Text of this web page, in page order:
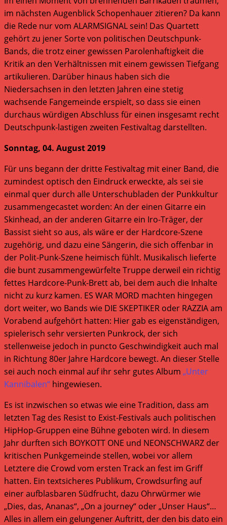
im nächsten Augenblick Schopenhauer zitieren? Da kann
die Rede nur vom ALARMSIGNAL sein! Das Quartett
gehört zu jener Sorte von politischen Deutschpunk-
Bands, die trotz einer gewissen Parolenhaftigkeit die
Kritik an den Verhältnissen mit einem gewissen Tiefgang
artikulieren. Darüber hinaus haben sich die
Niedersachsen in den letzten Jahren eine stetig
wachsende Fangemeinde erspielt, so dass sie einen
durchaus würdigen Abschluss für einen insgesamt recht
Deutschpunk-lastigen zweiten Festivaltag darstellten.
Sonntag, 04. August 2019
Für uns begann der dritte Festivaltag mit einer Band, die
zumindest optisch den Eindruck erweckte, als sei sie
einmal quer durch alle Unterschubladen der Punkkultur
zusammengecastet worden: An der einen Gitarre ein
Skinhead, an der anderen Gitarre ein Iro-Träger, der
Bassist sieht so aus, als wäre er der Hardcore-Szene
zugehörig, und dazu eine Sängerin, die sich offenbar in
der Polit-Punk-Szene heimisch fühlt. Musikalisch lieferte
die bunt zusammengewürfelte Truppe derweil ein richtig
fettes Hardcore-Punk-Brett ab, bei dem auch die Inhalte
nicht zu kurz kamen. ES WAR MORD machten hingegen
dort weiter, wo Bands wie DIE SKEPTIKER oder RAZZIA am
Vorabend aufgehört hatten: Hier gab es eigenständigen,
spielerisch sehr versierten Punkrock, der sich
stellenweise jedoch in puncto Geschwindigkeit auch mal
in Richtung 80er Jahre Hardcore bewegt. An dieser Stelle
sei auch noch einmal auf ihr sehr gutes Album „Unter
Kannibalen“ hingewiesen.
Es ist inzwischen so etwas wie eine Tradition, dass am
letzten Tag des Resist to Exist-Festivals auch politischen
HipHop-Gruppen eine Bühne geboten wird. In diesem
Jahr durften sich BOYKOTT ONE und NEONSCHWARZ der
kritischen Punkgemeinde stellen, wobei vor allem
Letztere die Crowd vom ersten Track an fest im Griff
hatten. Ein textsicheres Publikum, Crowdsurfing auf
einer aufblasbaren Südfrucht, dazu Ohrwürmer wie
„Dies, das, Ananas“, „On a journey“ oder „Unser Haus“…
Alles in allem ein gelungener Auftritt, der den bis dato ein